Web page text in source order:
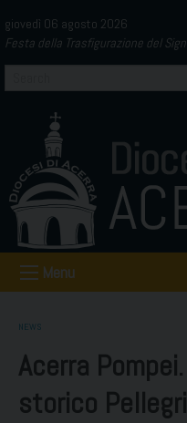
to
content
giovedì 06 agosto 2026
Festa della Trasfigurazione del
Menu
NEWS
Acerra
storico